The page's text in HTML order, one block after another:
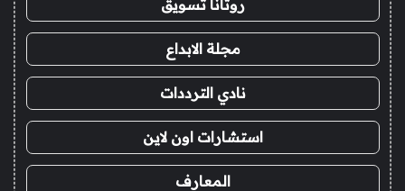
روتانا تسويق
مجلة الابداع
نادي الترددات
استشارات اون لاين
المعارف